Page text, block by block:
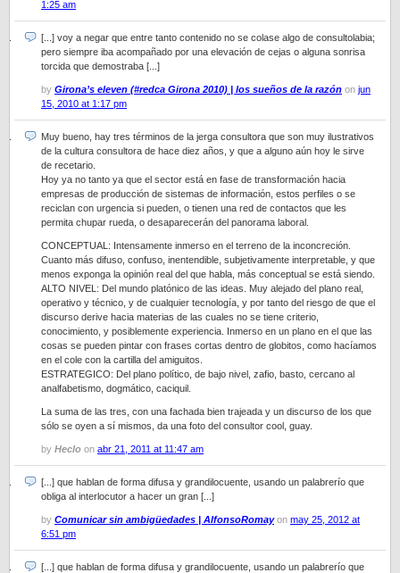
1:25 am
[...] voy a negar que entre tanto contenido no se colase algo de consultolabia;
pero siempre iba acompañado por una elevación de cejas o alguna sonrisa
torcida que demostraba [...]
by Girona’s eleven (#redca Girona 2010) | los sueños de la razón on jun
15, 2010 at 1:17 pm
Muy bueno, hay tres términos de la jerga consultora que son muy ilustrativos
de la cultura consultora de hace diez años, y que a alguno aún hoy le sirve
de recetario.
Hoy ya no tanto ya que el sector está en fase de transformación hacia
empresas de producción de sistemas de información, estos perfiles o se
reciclan con urgencia si pueden, o tienen una red de contactos que les
permita chupar rueda, o desaparecerán del panorama laboral.
CONCEPTUAL: Intensamente inmerso en el terreno de la inconcreción.
Cuanto más difuso, confuso, inentendible, subjetivamente interpretable, y que
menos exponga la opinión real del que habla, más conceptual se está siendo.
ALTO NIVEL: Del mundo platónico de las ideas. Muy alejado del plano real,
operativo y técnico, y de cualquier tecnología, y por tanto del riesgo de que el
discurso derive hacia materias de las cuales no se tiene criterio,
conocimiento, y posiblemente experiencia. Inmerso en un plano en el que las
cosas se pueden pintar con frases cortas dentro de globitos, como hacíamos
en el cole con la cartilla del amiguitos.
ESTRATEGICO: Del plano político, de bajo nivel, zafio, basto, cercano al
analfabetismo, dogmático, caciquil.
La suma de las tres, con una fachada bien trajeada y un discurso de los que
sólo se oyen a sí mismos, da una foto del consultor cool, guay.
by Heclo on abr 21, 2011 at 11:47 am
[...] que hablan de forma difusa y grandilocuente, usando un palabrerío que
obliga al interlocutor a hacer un gran [...]
by Comunicar sin ambigüedades | AlfonsoRomayon may 25, 2012 at
6:51 pm
[...] que hablan de forma difusa y grandilocuente, usando un palabrerío que